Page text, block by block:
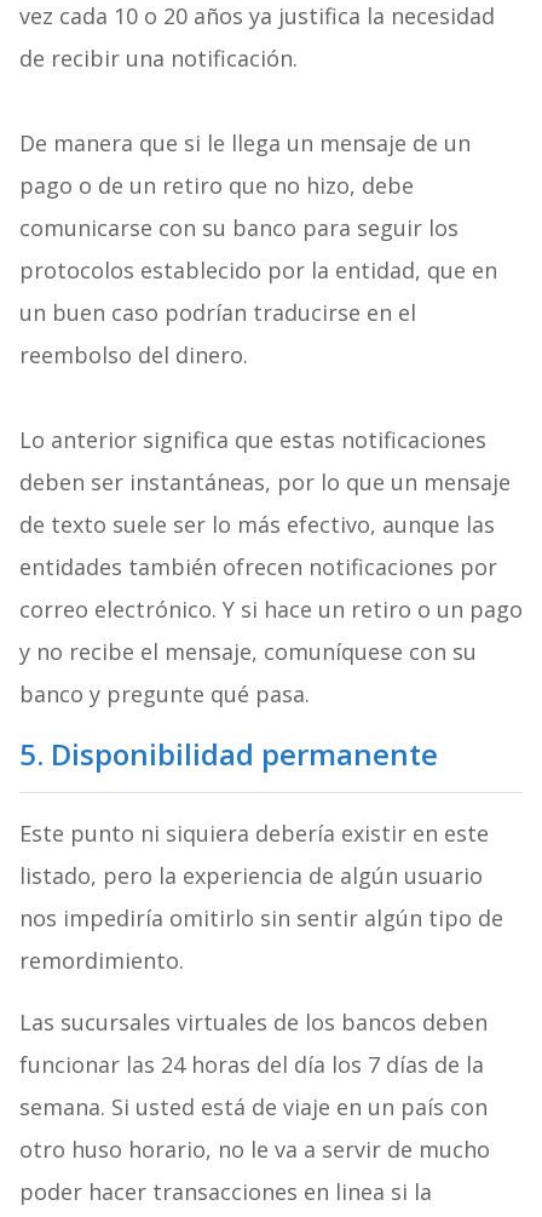
vez cada 10 o 20 años ya justifica la necesidad
de recibir una notificación.
De manera que si le llega un mensaje de un
pago o de un retiro que no hizo, debe
comunicarse con su banco para seguir los
protocolos establecido por la entidad, que en
un buen caso podrían traducirse en el
reembolso del dinero.
Lo anterior significa que estas notificaciones
deben ser instantáneas, por lo que un mensaje
de texto suele ser lo más efectivo, aunque las
entidades también ofrecen notificaciones por
correo electrónico. Y si hace un retiro o un pago
y no recibe el mensaje, comuníquese con su
banco y pregunte qué pasa.
5. Disponibilidad permanente
Este punto ni siquiera debería existir en este
listado, pero la experiencia de algún usuario
nos impediría omitirlo sin sentir algún tipo de
remordimiento.
Las sucursales virtuales de los bancos deben
funcionar las 24 horas del día los 7 días de la
semana. Si usted está de viaje en un país con
otro huso horario, no le va a servir de mucho
poder hacer transacciones en linea si la